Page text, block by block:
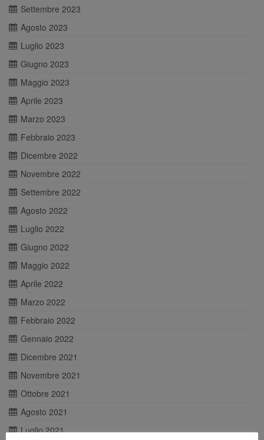
Settembre 2023
Agosto 2023
Luglio 2023
Giugno 2023
Maggio 2023
Aprile 2023
Marzo 2023
Febbraio 2023
Dicembre 2022
Novembre 2022
Settembre 2022
Agosto 2022
Luglio 2022
Giugno 2022
Maggio 2022
Aprile 2022
Marzo 2022
Febbraio 2022
Gennaio 2022
Dicembre 2021
Novembre 2021
Ottobre 2021
Agosto 2021
Luglio 2021